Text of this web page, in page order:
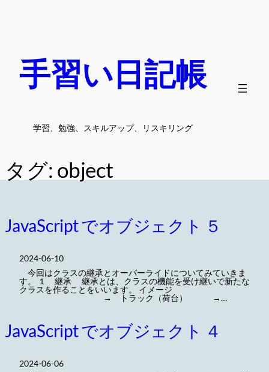
手習い日記帳
学習、勉強、スキルアップ、リスキリング
タグ: object
JavaScript でオブジェクト ５
2024-06-10
今回はクラスの継承とオーバーライドについてみていきま
す。 １ 継承 継承とは、クラスの機能を受け継いで新たな
クラスを作ることをいいます。 イメージ
→ トラック（荷台） →…
JavaScript でオブジェクト ４
2024-06-06